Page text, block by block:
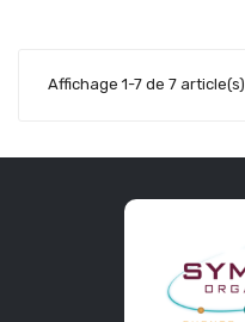
Affichage 1-7 de 7 article(s)